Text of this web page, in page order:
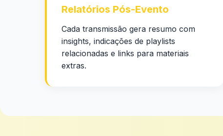
Relatórios Pós-Evento
Cada transmissão gera resumo com
insights, indicações de playlists
relacionadas e links para materiais
extras.